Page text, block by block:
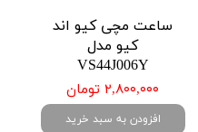
ساعت مچی کیو اند
کیو مدل
VS44J006Y
۲,۸۰۰,۰۰۰ تومان
افزودن به سبد خرید